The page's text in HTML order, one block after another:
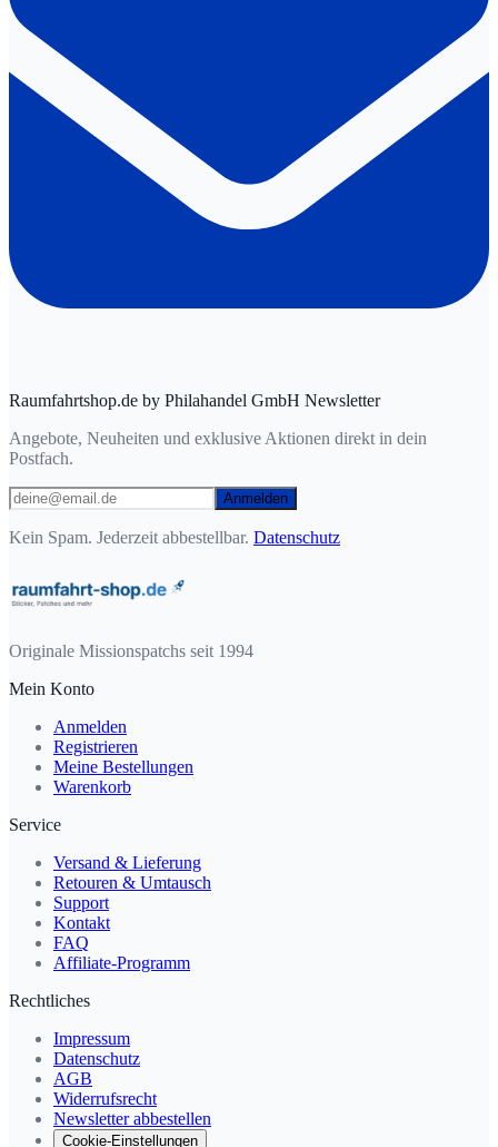
Raumfahrtshop.de by Philahandel GmbH Newsletter
Angebote, Neuheiten und exklusive Aktionen direkt in dein
Postfach.
Anmelden
Kein Spam. Jederzeit abbestellbar. Datenschutz
Originale Missionspatchs seit 1994
Mein Konto
Anmelden
Registrieren
Meine Bestellungen
Warenkorb
Service
Versand & Lieferung
Retouren & Umtausch
Support
Kontakt
FAQ
Affiliate-Programm
Rechtliches
Impressum
Datenschutz
AGB
Widerrufsrecht
Newsletter abbestellen
Cookie-Einstellungen